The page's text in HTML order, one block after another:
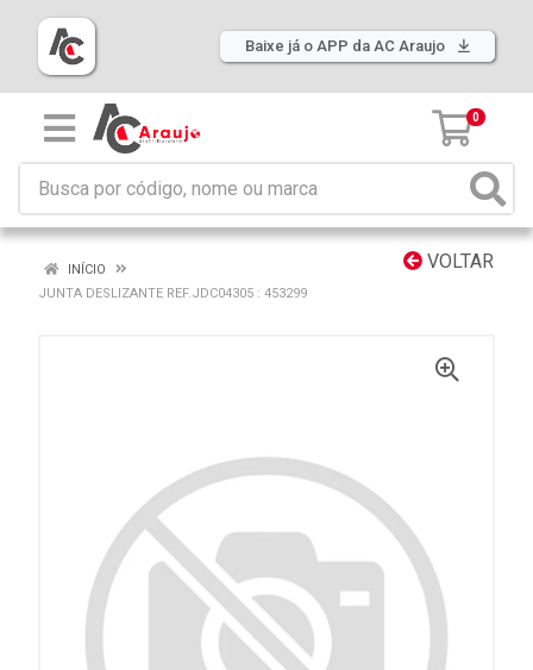
Baixe já o APP da AC Araujo
0
VOLTAR
INÍCIO
JUNTA DESLIZANTE REF.JDC04305 : 453299